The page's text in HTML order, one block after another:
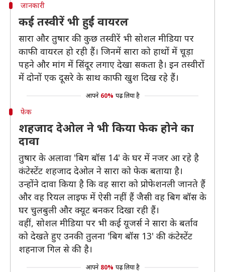
जानकारी
कई तस्वीरें भी हुईं वायरल
सारा और तुषार की कुछ तस्वीरें भी सोशल मीडिया पर
काफी वायरल हो रही हैं। जिनमें सारा को हाथों में चूड़ा
पहने और मांग में सिंदूर लगाए देखा सकता है। इन तस्वीरों
में दोनों एक दूसरे के साथ काफी खुश दिख रहे हैं।
आपने 60% पढ़ लिया है
फेक
शहजाद देओल ने भी किया फेक होने का
दावा
तुषार के अलावा 'बिग बॉस 14' के घर में नजर आ रहे है
कंटेस्टेंट शहजाद देओल ने सारा को फेक बताया है।
उन्होंने दावा किया है कि वह सारा को प्रोफेशनली जानते हैं
और वह रियल लाइफ में ऐसी नहीं हैं जैसी वह बिग बॉस के
घर चुलबुली और क्यूट बनकर दिखा रही हैं।
वहीं, सोशल मीडिया पर भी कई यूजर्स ने सारा के बर्ताव
को देखते हुए उनकी तुलना 'बिग बॉस 13' की कंटेस्टेंट
शहनाज गिल से की है।
आपने 80% पढ़ लिया है